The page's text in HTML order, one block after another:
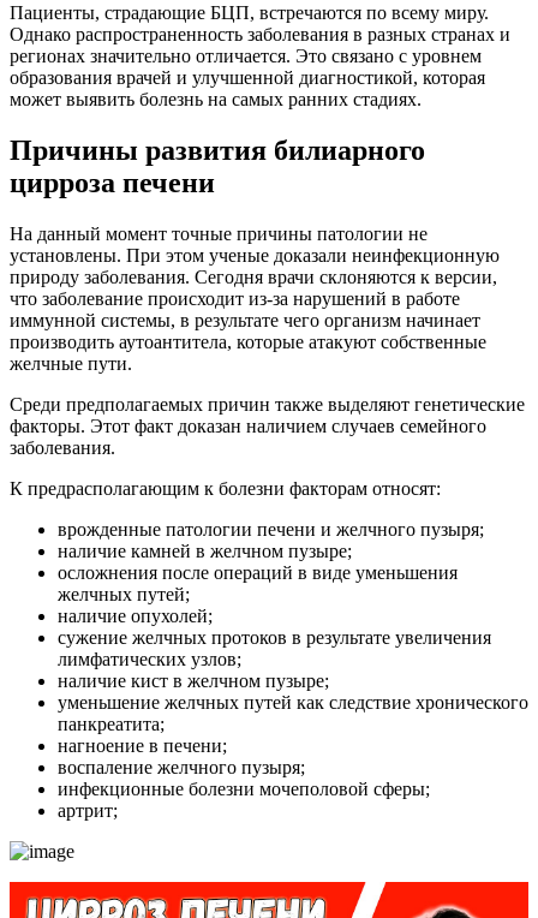
Пациенты, страдающие БЦП, встречаются по всему миру.
Однако распространенность заболевания в разных странах и
регионах значительно отличается. Это связано с уровнем
образования врачей и улучшенной диагностикой, которая
может выявить болезнь на самых ранних стадиях.
Причины развития билиарного
цирроза печени
На данный момент точные причины патологии не
установлены. При этом ученые доказали неинфекционную
природу заболевания. Сегодня врачи склоняются к версии,
что заболевание происходит из-за нарушений в работе
иммунной системы, в результате чего организм начинает
производить аутоантитела, которые атакуют собственные
желчные пути.
Среди предполагаемых причин также выделяют генетические
факторы. Этот факт доказан наличием случаев семейного
заболевания.
К предрасполагающим к болезни факторам относят:
врожденные патологии печени и желчного пузыря;
наличие камней в желчном пузыре;
осложнения после операций в виде уменьшения
желчных путей;
наличие опухолей;
сужение желчных протоков в результате увеличения
лимфатических узлов;
наличие кист в желчном пузыре;
уменьшение желчных путей как следствие хронического
панкреатита;
нагноение в печени;
воспаление желчного пузыря;
инфекционные болезни мочеполовой сферы;
артрит;